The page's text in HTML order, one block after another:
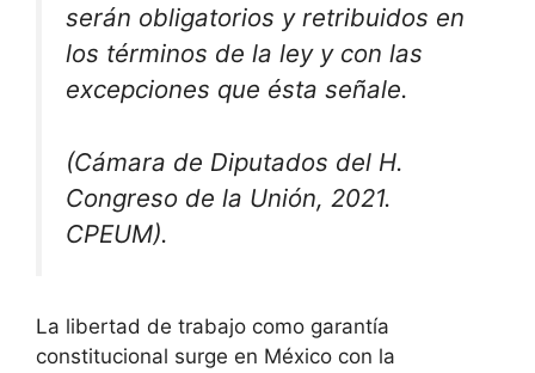
serán obligatorios y retribuidos en
los términos de la ley y con las
excepciones que ésta señale.
(Cámara de Diputados del H.
Congreso de la Unión, 2021.
CPEUM).
La libertad de trabajo como garantía
constitucional surge en México con la